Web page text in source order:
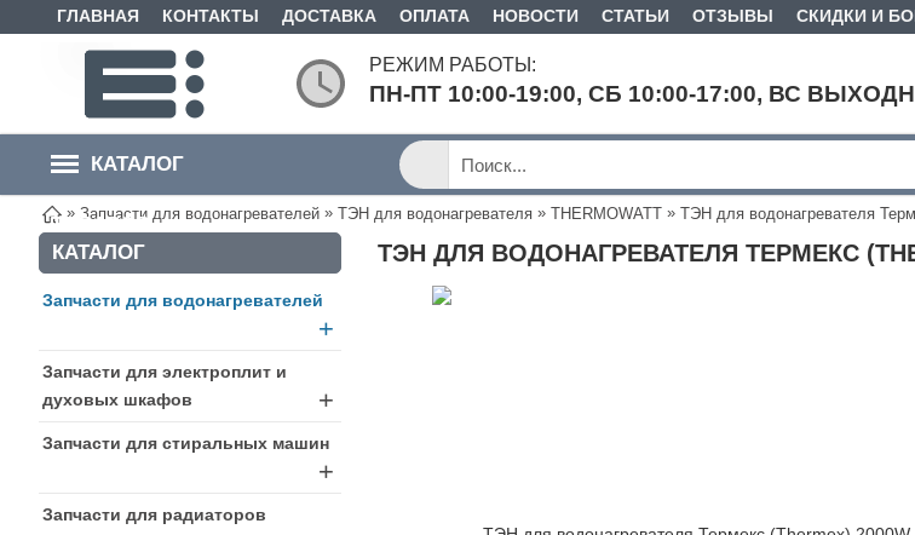
ГЛАВНАЯ КОНТАКТЫ ДОСТАВКА ОПЛАТА НОВОСТИ СТАТЬИ ОТЗЫВЫ СКИДКИ И
РЕЖИМ РАБОТЫ:
ПН-ПТ 10:00-19:00, СБ 10:00-17:00, ВС
КАТАЛОГ
ТОВАРОВ
» Запчасти для водонагревателей » ТЭН для водонагревателя » THERMOWATT » ТЭН для водонагревателя
КАТАЛОГ
Запчасти для водонагревателей
+
Запчасти для электроплит и
духовых шкафов
+
Запчасти для стиральных машин
+
Запчасти для радиаторов
ТЭН ДЛЯ ВОДОНАГРЕВАТЕЛЯ ТЕРМЕКС